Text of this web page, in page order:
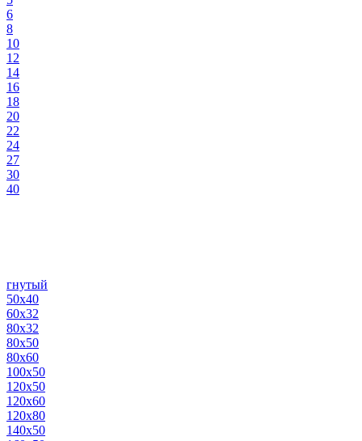
6
8
10
12
14
16
18
20
22
24
27
30
40
гнутый
50х40
60х32
80х32
80х50
80х60
100х50
120х50
120х60
120х80
140х50